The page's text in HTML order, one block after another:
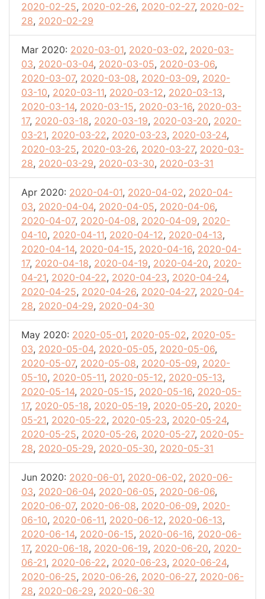
2020-02-25, 2020-02-26, 2020-02-27, 2020-02-
28, 2020-02-29
Mar 2020: 2020-03-01, 2020-03-02, 2020-03-
03, 2020-03-04, 2020-03-05, 2020-03-06,
2020-03-07, 2020-03-08, 2020-03-09, 2020-
03-10, 2020-03-11, 2020-03-12, 2020-03-13,
2020-03-14, 2020-03-15, 2020-03-16, 2020-03-
17, 2020-03-18, 2020-03-19, 2020-03-20, 2020-
03-21, 2020-03-22, 2020-03-23, 2020-03-24,
2020-03-25, 2020-03-26, 2020-03-27, 2020-03-
28, 2020-03-29, 2020-03-30, 2020-03-31
Apr 2020: 2020-04-01, 2020-04-02, 2020-04-
03, 2020-04-04, 2020-04-05, 2020-04-06,
2020-04-07, 2020-04-08, 2020-04-09, 2020-
04-10, 2020-04-11, 2020-04-12, 2020-04-13,
2020-04-14, 2020-04-15, 2020-04-16, 2020-04-
17, 2020-04-18, 2020-04-19, 2020-04-20, 2020-
04-21, 2020-04-22, 2020-04-23, 2020-04-24,
2020-04-25, 2020-04-26, 2020-04-27, 2020-04-
28, 2020-04-29, 2020-04-30
May 2020: 2020-05-01, 2020-05-02, 2020-05-
03, 2020-05-04, 2020-05-05, 2020-05-06,
2020-05-07, 2020-05-08, 2020-05-09, 2020-
05-10, 2020-05-11, 2020-05-12, 2020-05-13,
2020-05-14, 2020-05-15, 2020-05-16, 2020-05-
17, 2020-05-18, 2020-05-19, 2020-05-20, 2020-
05-21, 2020-05-22, 2020-05-23, 2020-05-24,
2020-05-25, 2020-05-26, 2020-05-27, 2020-05-
28, 2020-05-29, 2020-05-30, 2020-05-31
Jun 2020: 2020-06-01, 2020-06-02, 2020-06-
03, 2020-06-04, 2020-06-05, 2020-06-06,
2020-06-07, 2020-06-08, 2020-06-09, 2020-
06-10, 2020-06-11, 2020-06-12, 2020-06-13,
2020-06-14, 2020-06-15, 2020-06-16, 2020-06-
17, 2020-06-18, 2020-06-19, 2020-06-20, 2020-
06-21, 2020-06-22, 2020-06-23, 2020-06-24,
2020-06-25, 2020-06-26, 2020-06-27, 2020-06-
28, 2020-06-29, 2020-06-30